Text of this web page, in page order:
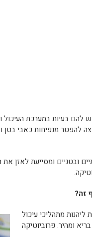
להם בעיות במערכת
להפטר מנפיחות כאבי בטן
ובטניים ומסייעת לאזן
זה?
ליהנות מתהליכי עיכול
ומהיר. פרוביוטיקה